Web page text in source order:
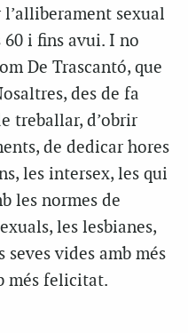
sexual
60 i fins avui. I no
De Trascantó, que
des de fa
treballar, d’obrir
de dedicar hores
les intersex, les qui
les normes de
les lesbianes,
vides amb més
més felicitat.